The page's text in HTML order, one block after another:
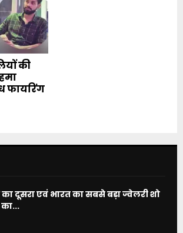
की
फायरिंग
का दूसरा एवं भारत का सबसे बड़ा ज्वेलरी शो
का...